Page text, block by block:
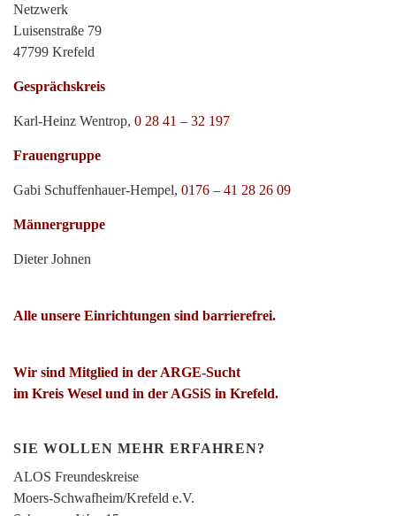
Netzwerk
Luisenstraße 79
47799 Krefeld
Gesprächskreis
Karl-Heinz Wentrop, 0 28 41 – 32 197
Frauengruppe
Gabi Schuffenhauer-Hempel, 0176 – 41 28 26 09
Männergruppe
Dieter Johnen
Alle unsere Einrichtungen sind barrierefrei.
Wir sind Mitglied in der ARGE-Sucht
im Kreis Wesel und in der AGSiS in Krefeld.
SIE WOLLEN MEHR ERFAHREN?
ALOS Freundeskreise
Moers-Schwafheim/Krefeld e.V.